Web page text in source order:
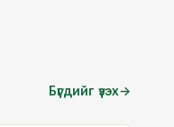
Бүгдийг үзэх→